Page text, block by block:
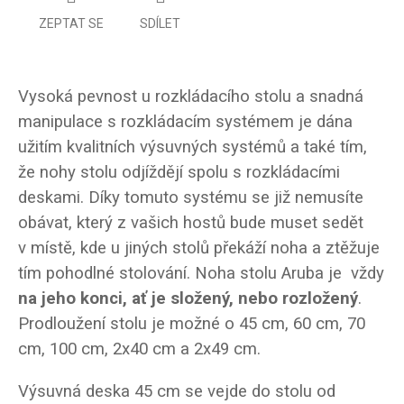
ZEPTAT SE SDÍLET
Vysoká pevnost u rozkládacího stolu a snadná
manipulace s rozkládacím systémem je dána
užitím kvalitních výsuvných systémů a také tím,
že nohy stolu odjíždějí spolu s rozkládacími
deskami. Díky tomuto systému se již nemusíte
obávat, který z vašich hostů bude muset sedět
v místě, kde u jiných stolů překáží noha a ztěžuje
tím pohodlné stolování. Noha stolu Aruba je vždy
na jeho konci, ať je složený, nebo rozložený.
Prodloužení stolu je možné o 45 cm, 60 cm, 70
cm, 100 cm, 2x40 cm a 2x49 cm.
Výsuvná deska 45 cm se vejde do stolu od